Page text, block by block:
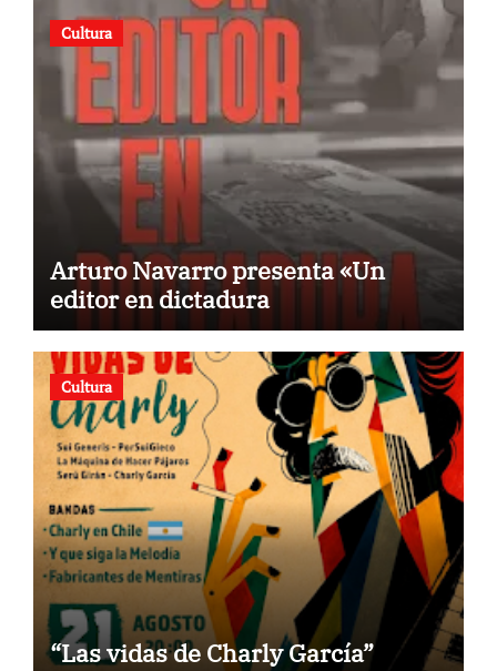
Cultura
Arturo Navarro presenta «Un
editor en dictadura
Cultura
“Las vidas de Charly García”